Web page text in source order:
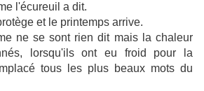
l'écureuil a dit.
et le printemps arrive.
ne se sont rien dit mais la chaleur
lorsqu'ils ont eu froid pour la
tous les plus beaux mots du